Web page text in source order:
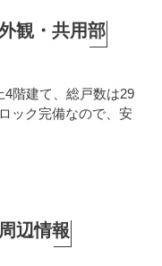
観・共用部
階建て、総戸数は29
ック完備なので、安
辺情報